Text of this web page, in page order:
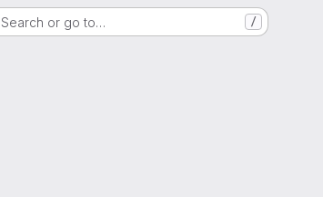
Search or go to… /